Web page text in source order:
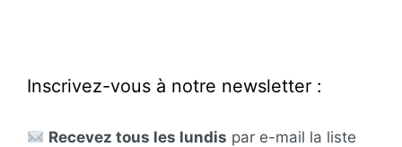
Inscrivez-vous à notre newsletter :
Recevez tous les lundis par e-mail la liste